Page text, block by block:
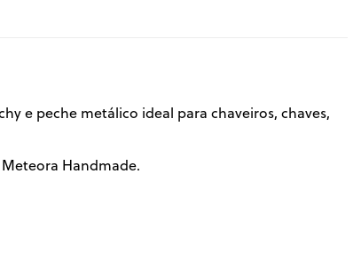
e peche metálico ideal para chaveiros, chaves,
Handmade.